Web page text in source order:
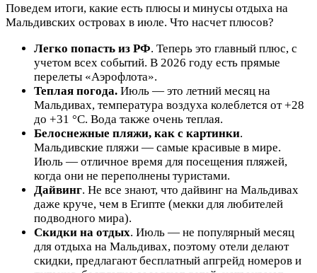
Поведем итоги, какие есть плюсы и минусы отдыха на
Мальдивских островах в июле. Что насчет плюсов?
Легко попасть из РФ. Теперь это главный плюс, с
учетом всех событий. В 2026 году есть прямые
перелеты «Аэрофлота».
Теплая погода. Июль — это летний месяц на
Мальдивах, температура воздуха колеблется от +28
до +31 °C. Вода также очень теплая.
Белоснежные пляжи, как с картинки.
Мальдивские пляжи — самые красивые в мире.
Июль — отличное время для посещения пляжей,
когда они не переполнены туристами.
Дайвинг. Не все знают, что дайвинг на Мальдивах
даже круче, чем в Египте (мекки для любителей
подводного мира).
Скидки на отдых. Июль — не популярный месяц
для отдыха на Мальдивах, поэтому отели делают
скидки, предлагают бесплатный апгрейд номеров и